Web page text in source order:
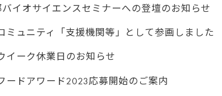
イオサイエンスセミナーへの登壇のお知らせ
ミュニティ「支援機関等」として参画しました
イーク休業日のお知らせ
ードアワード2023応募開始のご案内